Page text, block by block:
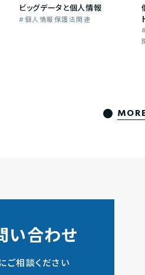
ビッグデータと個人情報
個人情報保護法関連
い合わせ
ご相談ください